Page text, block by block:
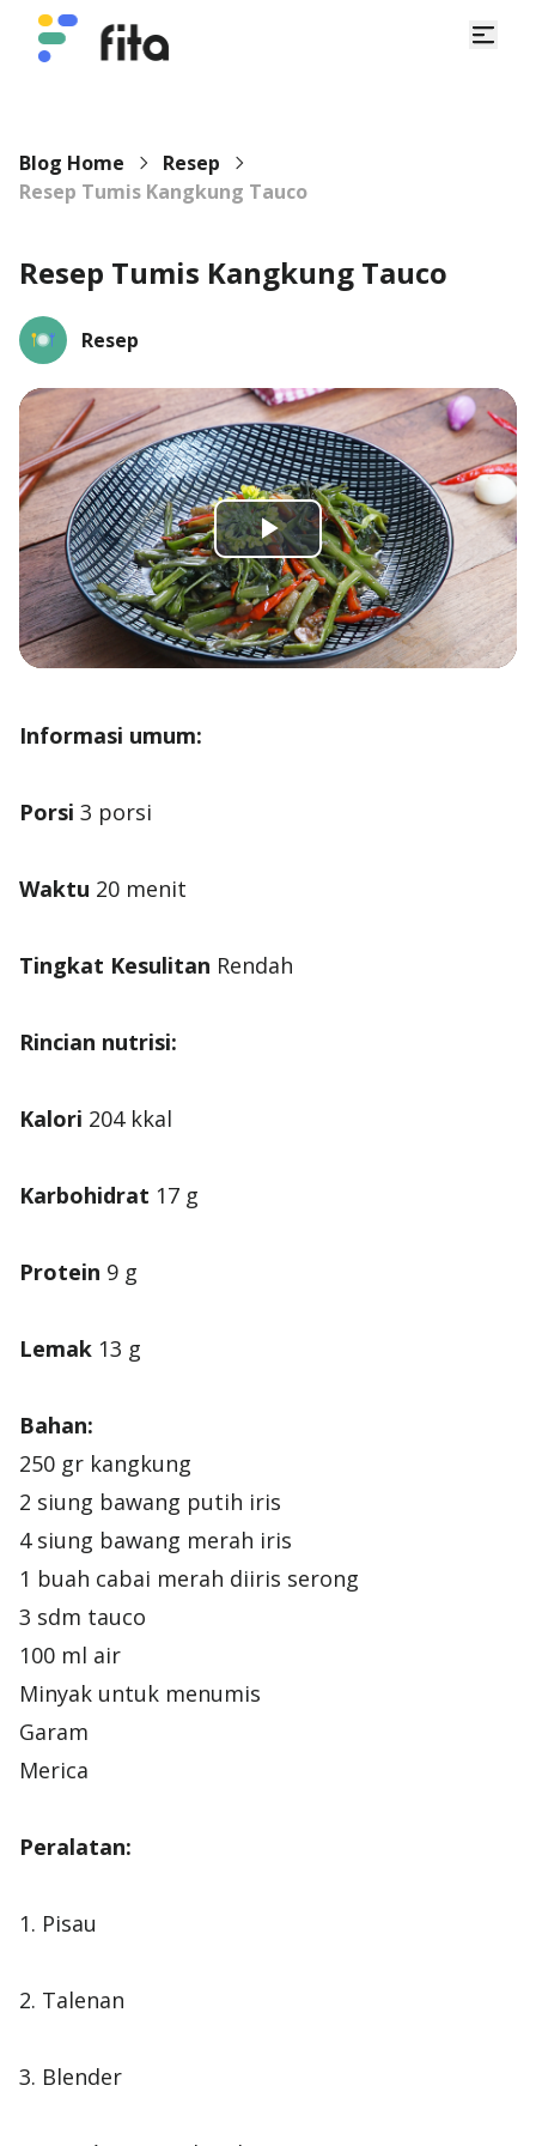
Blog Home
Resep
Resep Tumis Kangkung Tauco
Resep Tumis Kangkung Tauco
Resep
Play
Video
Informasi umum:
Porsi
Waktu
Tingkat Kesulitan
Rincian nutrisi:
Kalori
Karbohidrat
Protein
Lemak
Bahan:
250 gr kangkung
2 siung bawang putih iris
4 siung bawang merah iris
1 buah cabai merah diiris serong
3 sdm tauco
100 ml air
Minyak untuk menumis
Garam
Peralatan:
1. Pisau
2. Talenan
3. Blender